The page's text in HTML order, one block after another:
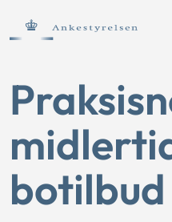
botilbud